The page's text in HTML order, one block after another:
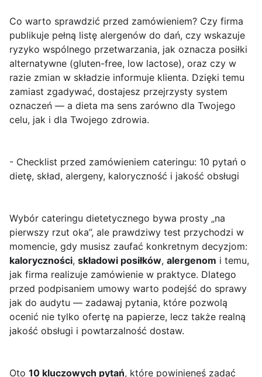
Co warto sprawdzić przed zamówieniem? Czy firma
publikuje pełną listę alergenów do dań, czy wskazuje
ryzyko wspólnego przetwarzania, jak oznacza posiłki
alternatywne (gluten-free, low lactose), oraz czy w
razie zmian w składzie informuje klienta. Dzięki temu
zamiast zgadywać, dostajesz przejrzysty system
oznaczeń — a dieta ma sens zarówno dla Twojego
celu, jak i dla Twojego zdrowia.
- Checklist przed zamówieniem cateringu: 10 pytań o
dietę, skład, alergeny, kaloryczność i jakość obsługi
Wybór cateringu dietetycznego bywa prosty „na
pierwszy rzut oka”, ale prawdziwy test przychodzi w
momencie, gdy musisz zaufać konkretnym decyzjom:
kaloryczności, składowi posiłków, alergenom i temu,
jak firma realizuje zamówienie w praktyce. Dlatego
przed podpisaniem umowy warto podejść do sprawy
jak do audytu — zadawaj pytania, które pozwolą
ocenić nie tylko ofertę na papierze, lecz także realną
jakość obsługi i powtarzalność dostaw.
Oto 10 kluczowych pytań, które powinieneś zadać